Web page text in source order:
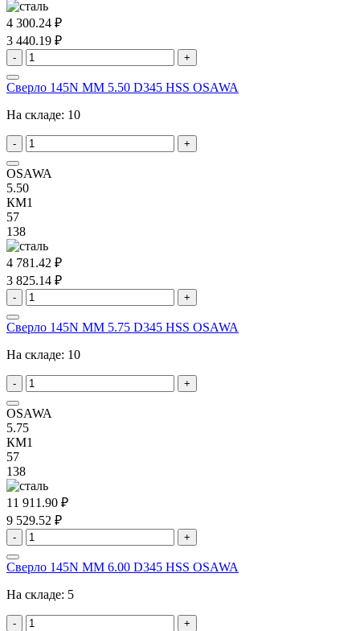
4 300.24 ₽
3 440.19 ₽
- +
Сверло 145N MM 5.50 D345 HSS OSAWA
На складе: 10
- +
OSAWA
5.50
КМ1
57
138
4 781.42 ₽
3 825.14 ₽
- +
Сверло 145N MM 5.75 D345 HSS OSAWA
На складе: 10
- +
OSAWA
5.75
КМ1
57
138
11 911.90 ₽
9 529.52 ₽
- +
Сверло 145N MM 6.00 D345 HSS OSAWA
На складе: 5
- +